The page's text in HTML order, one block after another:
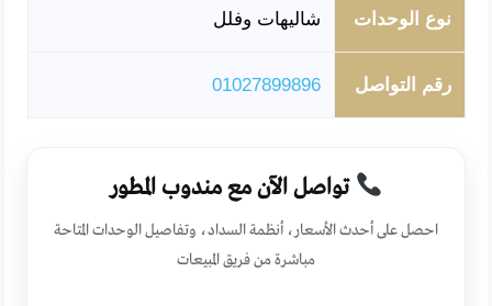
نوع الوحدات شاليهات وفلل
رقم التواصل 01027899896
تواصل الآن مع مندوب المطور
احصل على أحدث الأسعار، أنظمة السداد، وتفاصيل الوحدات المتاحة
مباشرة من فريق المبيعات